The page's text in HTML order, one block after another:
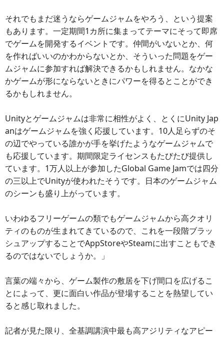
それでもまだ迷うならゲームジャムをやろう、という提案
もあります。一定期間1カ所に集まってテーマにそって即席
でゲームを開発するイベントです。仲間がいないとか、何
を作ればいいのかわからないとか、そういった問題をゲー
ムジャムに参加すれば解決できるかもしれません。なかな
かゲームが形にならないときにパワーを得るとことができ
るかもしれません。
Unityとゲームジャムは非常に相性がよく、とくにUnity Jap
anはゲームジャムを強く応援しています。10人足らずのそ
の辺でやっている誰かが手を挙げたようなゲームジャムで
も応援しています。期間限定ライセンスもたびたび提供し
ています。1万人以上が参加したGlobal Game Jamでは四分
の三以上でUnityが使われたそうです。日本のゲームジャム
のシーンも盛り上がっています。
いわゆるフリーゲームの類でもゲームジャムから高クオリ
ティのものが生まれてきているので、これを一段階ブラッ
シュアップすることでAppStoreやSteamに出すこともでき
るのではないでしょうか。」
言葉の端々から、ゲーム製作の敷居を下げ間口を広げるこ
とによって、更に面白い作品が登場することを熱望してい
ると感じ取れました。
記者が見た限り、全基調講演中最も高アジリティなアピー